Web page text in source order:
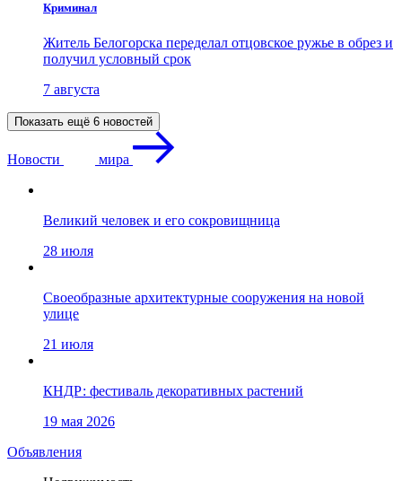
Криминал
Житель Белогорска переделал отцовское ружье в обрез и
получил условный срок
7 августа
Показать ещё 6 новостей
Новости мира
Великий человек и его сокровищница
28 июля
Своеобразные архитектурные сооружения на новой
улице
21 июля
КНДР: фестиваль декоративных растений
19 мая 2026
Объявления